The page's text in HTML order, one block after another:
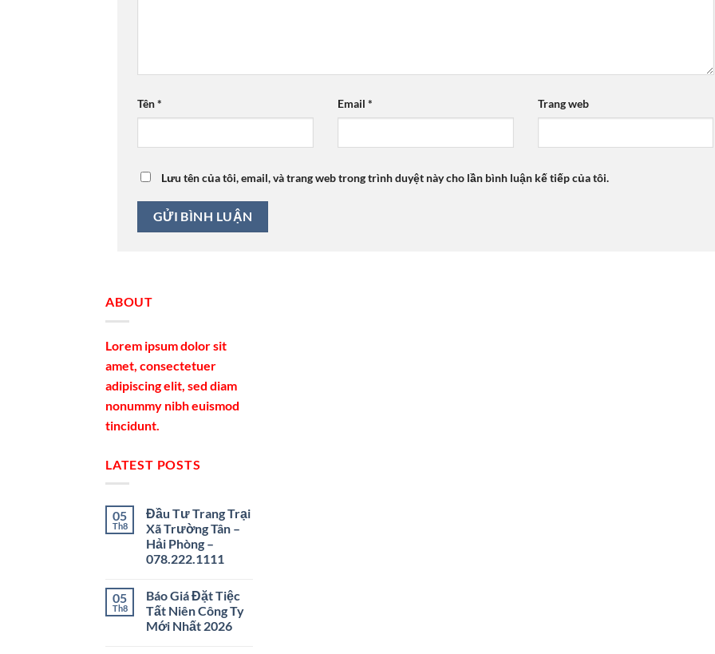
Tên* Email * Trang web
Lưu tên của tôi, email, và trang web trong trình duyệt này cho lần bình luận kế tiếp của tôi.
ABOUT
Lorem ipsum dolor sit
amet, consectetuer
adipiscing elit, sed diam
nonummy nibh euismod
tincidunt.
LATEST POSTS
05
Th8
Đầu Tư Trang Trại
Xã Trường Tân –
Hải Phòng –
078.222.1111
05
Th8
Báo Giá Đặt Tiệc
Tất Niên Công Ty
Mới Nhất 2026